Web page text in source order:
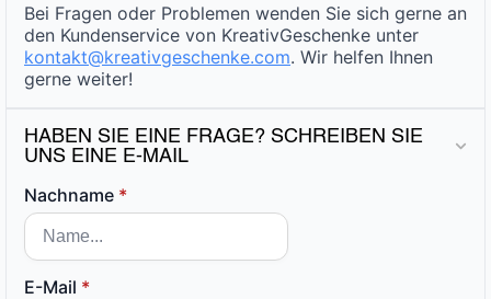
Bei Fragen oder Problemen wenden Sie sich gerne an
den Kundenservice von KreativGeschenke unter
kontakt@kreativgeschenke.com. Wir helfen Ihnen
gerne weiter!
HABEN SIE EINE FRAGE? SCHREIBEN SIE
UNS EINE E-MAIL
Nachname *
E-Mail *